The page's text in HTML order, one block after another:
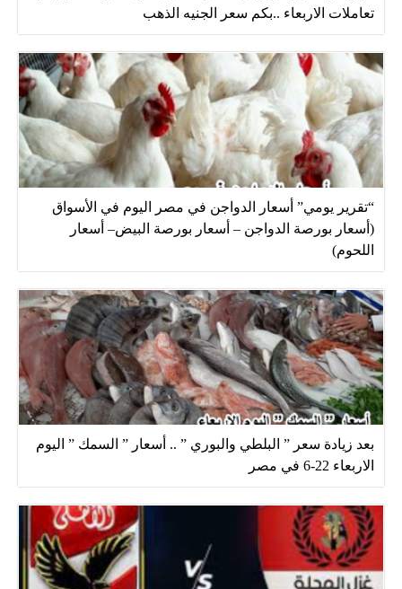
تعاملات الاربعاء ..بكم سعر الجنيه الذهب
“تقرير يومي” أسعار الدواجن في مصر اليوم في الأسواق
(أسعار بورصة الدواجن – أسعار بورصة البيض– أسعار
اللحوم)
بعد زيادة سعر ” البلطي والبوري ” .. أسعار ” السمك ” اليوم
الاربعاء 22-6 في مصر